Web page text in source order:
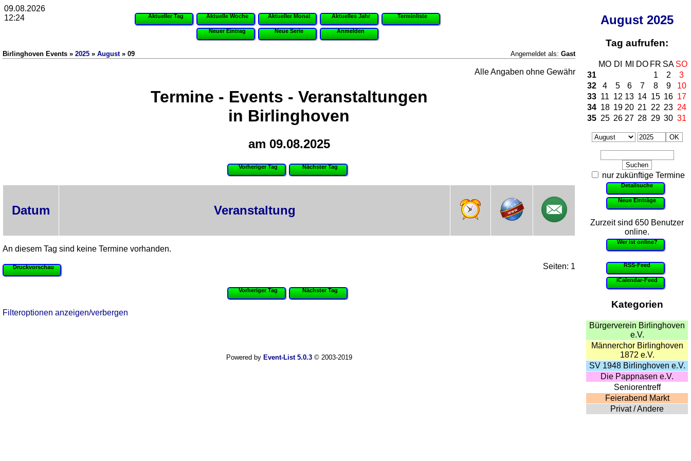
August 2025
Tag aufrufen:
MO DI MI DO FR SA SO
31
1 2
3
32
4 5 6 7 8 9
10
33 11 12 13 14 15 16 17
34 18 19 20 21 22 23 24
35 25 26 27 28 29 30 31
nur zukünftige Termine
Detailsuche
Neue Einträge
Zurzeit sind 650 Benutzer
online.
Wer ist online?
RSS-Feed
iCalendar-Feed
Kategorien
Bürgerverein Birlinghoven
e.V.
Männerchor Birlinghoven
1872 e.V.
SV 1948 Birlinghoven e.V.
Die Pappnasen e.V.
Seniorentreff
Feierabend Markt
Privat / Andere
Aktueller Tag Aktuelle Woche Aktueller Monat Aktuelles Jahr Terminliste
Neuer Eintrag Neue Serie Anmelden
Birlinghoven Events » 2025 » August» 09 Angemeldet als: Gast
Alle Angaben ohne Gewähr
Termine - Events - Veranstaltungen
in Birlinghoven
am 09.08.2025
Vorheriger Tag Nächster Tag
Datum Veranstaltung
An diesem Tag sind keine Termine vorhanden.
Druckvorschau Seiten: 1
Vorheriger Tag Nächster Tag
Filteroptionen anzeigen/verbergen
Powered by Event-List 5.0.3© 2003-2019
09.08.2026
12:24